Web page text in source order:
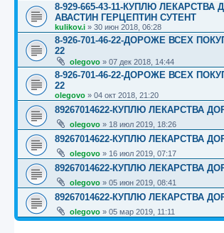
8-929-665-43-11-КУПЛЮ
АВАСТИН ГЕРЦЕПТИН СУТЕНТ
kulikov.i » 30 июн 2018, 06:28
8-926-701-46-22-ДОРОЖЕ ВСЕХ
22
olegovo » 07 дек 2018, 14:44
8-926-701-46-22-ДОРОЖЕ ВСЕХ
22
olegovo » 04 окт 2018, 21:20
89267014622-КУПЛЮ ЛЕКАРСТВА
olegovo » 18 июл 2019, 18:26
89267014622-КУПЛЮ ЛЕКАРСТВА
olegovo » 16 июл 2019, 07:17
89267014622-КУПЛЮ ЛЕКАРСТВА
olegovo » 05 июн 2019, 08:41
89267014622-КУПЛЮ ЛЕКАРСТВА
olegovo » 05 мар 2019, 11:11